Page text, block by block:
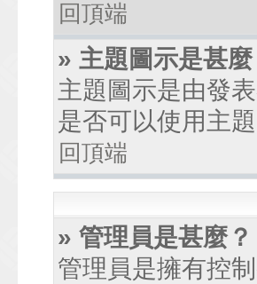
回頂端
» 主題圖示是甚麼
主題圖示是由發
是否可以使用主
回頂端
» 管理員是甚麼？
管理員是擁有控